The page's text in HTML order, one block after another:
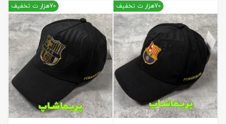
70هزار ت تخفیف 70هزار ت تخفیف